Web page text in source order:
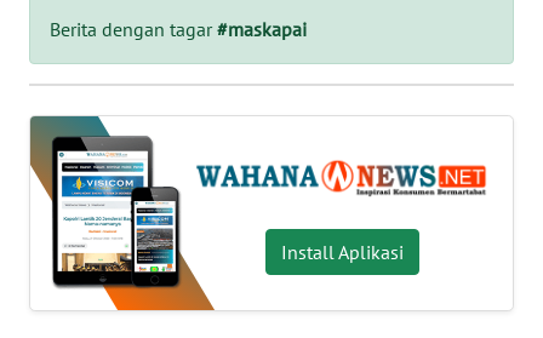
Berita dengan tagar#maskapai
Install Aplikasi
UTAMA
SERBA-
SERBI
PERISTIWA
TOKOH